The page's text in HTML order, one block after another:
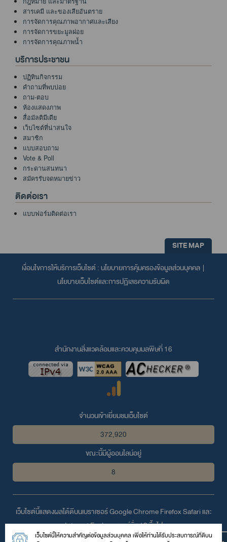
สารเคมี และของเสียอันตราย
การจัดการคุณภาพอากาศและเสียง
การจัดการขยะมูลฝอย
การจัดการคุณภาพน้ำ
บริการประชาชน
ปฏิทินกิจกรรม
คำถามที่พบบ่อย
ถาม-ตอบ
ห้องแสดงภาพ
สื่อมัลติมีเดีย
เว็บไซต์ที่น่าสนใจ
สมาชิก
แบบสอบถาม
Vote & Poll
กระดานสนทนา
สมัครรับจดหมายข่าว
ติดต่อเรา
แบบฟอร์มติดต่อเรา
SITE MAP
เงื่อนไขการให้บริการเว็บไซต์ : นโยบายการคุ้มครองข้อมูลส่วนบุคคล |
นโยบายเว็บไซต์และการปฏิเสธความรับผิด
สำนักงานสิ่งแวดล้อมและควบคุมมลพิษที่ 16
จำนวนเข้าเยี่ยมชมเว็บไซต์
372,920
ขณะนี้มีผู้ออนไลน์อยู่
8
เว็บไซต์นี้แสดงผลได้ดีบนเบราเซอร์Google ChromeFirefoxSafariและ
Internet Explorerเวอร์ชั่น 10 ขึ้นไป
© 2559 สงวนลิขสิทธิ์ตามพระราชบัญญัติลิขสิทธิ์โดย สำนักงานสิ่ง
เว็บไซต์นี้ให้ความสำคัญต่อข้อมูลส่วนบุคคล เพื่อให้ท่านได้รับประสบการณ์ที่ดีบน